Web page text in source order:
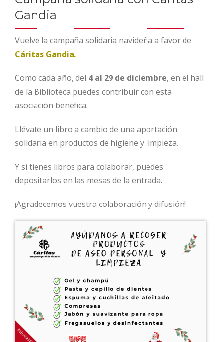
Gandia
Vuelve la campaña solidaria navideña a favor de
Cáritas Gandia.
Como cada año, del 4 al 29 de diciembre, en el hall
de la Biblioteca puedes contribuir con esta
asociación benéfica.
Llévate un libro a cambio de una aportación
solidaria en productos de higiene y limpieza.
Y si tienes libros para colaborar, puedes
depositarlos en las mesas de la entrada.
¡Agradecemos vuestra colaboración y difusión!